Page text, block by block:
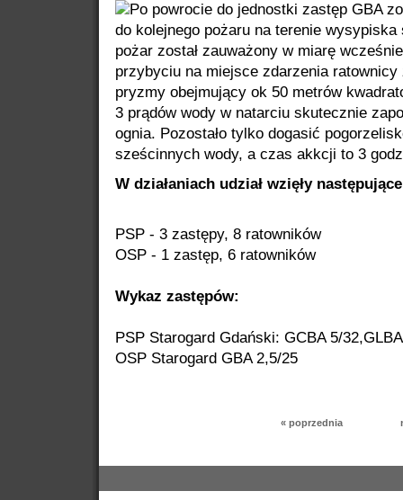
Po powrocie do jednostki zastęp GBA
do kolejnego pożaru na terenie
pożar został zauważony w miarę
przybyciu na miejsce zdarzenia
pryzmy obejmujący ok 50 metrów
3 prądów wody w natarciu skutecznie
ognia. Pozostało tylko dogasić
sześcinnych wody, a czas akkcji to 3
W działaniach udział wzięły
PSP - 3 zastępy, 8 ratowników
OSP - 1 zastęp, 6 ratowników
Wykaz zastępów:
PSP Starogard Gdański: GCBA 5/
OSP Starogard GBA 2,5/25
« poprzednia